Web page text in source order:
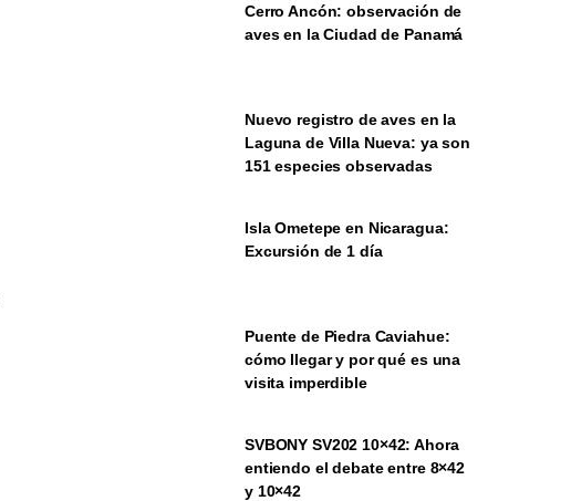
Cerro Ancón: observación de
aves en la Ciudad de Panamá
Nuevo registro de aves en la
Laguna de Villa Nueva: ya son
151 especies observadas
Isla Ometepe en Nicaragua:
Excursión de 1 día
Puente de Piedra Caviahue:
cómo llegar y por qué es una
visita imperdible
SVBONY SV202 10×42: Ahora
entiendo el debate entre 8×42
y 10×42